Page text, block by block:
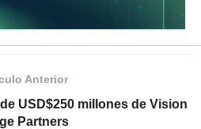
Anterior
USD$250 millones de Vision
Partners